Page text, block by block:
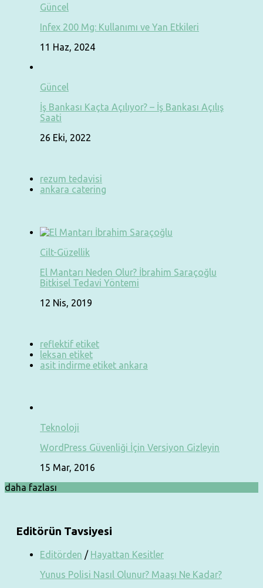
Güncel
Infex 200 Mg: Kullanımı ve Yan Etkileri
11 Haz, 2024
Güncel
İş Bankası Kaçta Açılıyor? – İş Bankası Açılış
Saati
26 Eki, 2022
rezum tedavisi
ankara catering
Cilt-Güzellik
El Mantarı Neden Olur? İbrahim Saraçoğlu
Bitkisel Tedavi Yöntemi
12 Nis, 2019
reflektif etiket
leksan etiket
asit indirme etiket ankara
Teknoloji
WordPress Güvenliği İçin Versiyon Gizleyin
15 Mar, 2016
daha fazlası
Editörün Tavsiyesi
Editörden / Hayattan Kesitler
Yunus Polisi Nasıl Olunur? Maaşı Ne Kadar?